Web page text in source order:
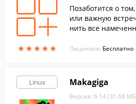
★★★★★
★★★★★
Позаботится о
или важную
нить все
Лицензия: Бесплатно
Linux Makagiga
Версия: 6.14 (31.68